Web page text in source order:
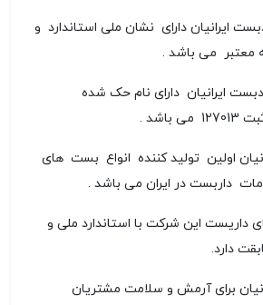
ایرانیان دارای نشان ملی استاندارد و
معتبر می باشد .
ایرانیان دارای نام حک شده
.
اولین تولید کننده انواع بست های
داربست در ایران می باشد .
داریست این شرکت با استاندارد ملی و
دارد.
برای آرمش و سلامت مشتریان